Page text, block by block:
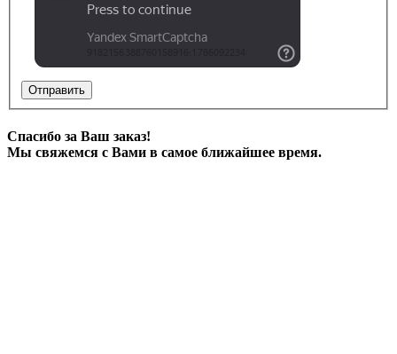
Отправить
Спасибо за Ваш заказ!
Мы свяжемся с Вами в самое ближайшее время.